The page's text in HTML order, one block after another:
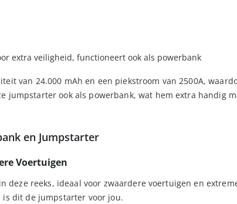
extra veiligheid, functioneert ook als powerbank
van 24.000 mAh en een piekstroom van 2500A,
jumpstarter ook als powerbank, wat hem extra handig
en Jumpstarter
Voertuigen
deze reeks, ideaal voor zwaardere voertuigen en
is dit de jumpstarter voor jou.